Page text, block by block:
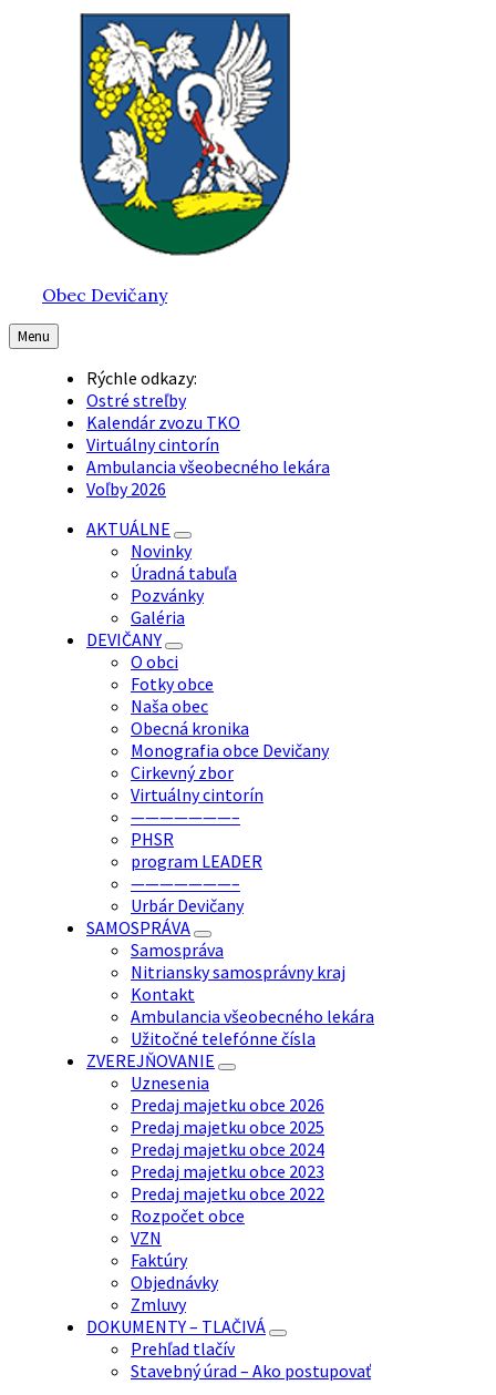
Obec Devičany
Menu
Rýchle odkazy:
Ostré streľby
Kalendár zvozu TKO
Virtuálny cintorín
Ambulancia všeobecného lekára
Voľby 2026
AKTUÁLNE
Novinky
Úradná tabuľa
Pozvánky
Galéria
DEVIČANY
O obci
Fotky obce
Naša obec
Obecná kronika
Monografia obce Devičany
Cirkevný zbor
Virtuálny cintorín
———————–
PHSR
program LEADER
———————–
Urbár Devičany
SAMOSPRÁVA
Samospráva
Nitriansky samosprávny kraj
Kontakt
Ambulancia všeobecného lekára
Užitočné telefónne čísla
ZVEREJŇOVANIE
Uznesenia
Predaj majetku obce 2026
Predaj majetku obce 2025
Predaj majetku obce 2024
Predaj majetku obce 2023
Predaj majetku obce 2022
Rozpočet obce
VZN
Faktúry
Objednávky
Zmluvy
DOKUMENTY – TLAČIVÁ
Prehľad tlačív
Stavebný úrad – Ako postupovať